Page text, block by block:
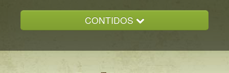
CONTIDOS
GALICIA ENCANTADA